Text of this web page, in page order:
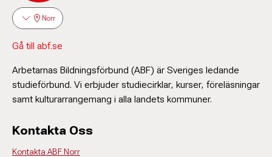
Norr
Gå till abf.se
Arbetarnas Bildningsförbund (ABF) är Sveriges ledande
studieförbund. Vi erbjuder studiecirklar, kurser, föreläsningar
samt kulturarrangemang i alla landets kommuner.
Kontakta Oss
Kontakta ABF Norr